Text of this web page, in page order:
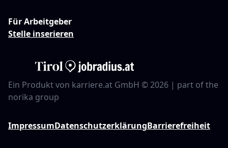
Für Arbeitgeber
Stelle inserieren
Ein Produkt von karriere.at GmbH © 2026 | part of the
norika group
ImpressumDatenschutzerklärungBarrierefreiheit